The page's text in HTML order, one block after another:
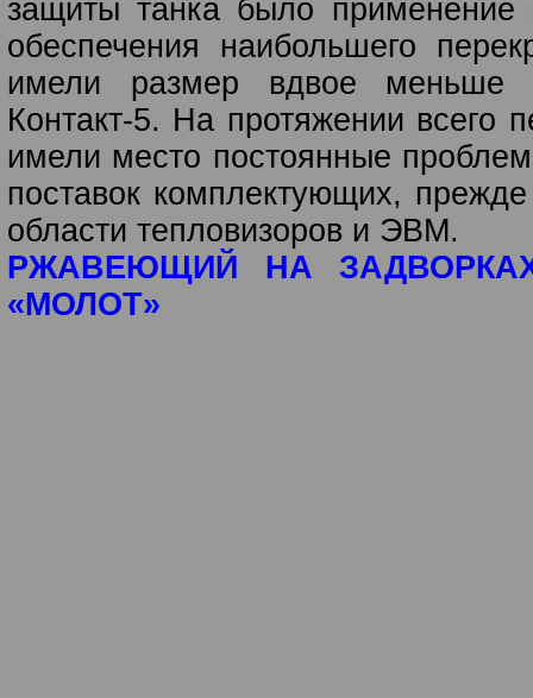
защиты танка было
обеспечения наибольшего
имели размер вдвое меньше
Контакт-5. На протяжении всего
имели место постоянные
поставок комплектующих,
области тепловизоров и ЭВМ.
РЖАВЕЮЩИЙ НА
«МОЛОТ»